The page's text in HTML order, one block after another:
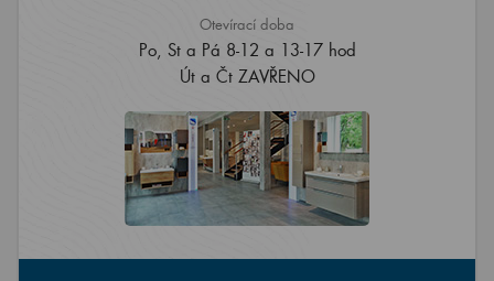
Otevírací doba
Po, St a Pá 8-12 a 13-17 hod
Út a Čt ZAVŘENO